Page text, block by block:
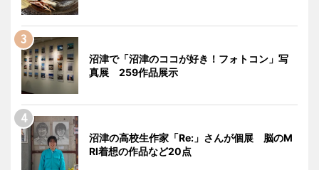
沼津で「沼津のココが好き！フォトコン」写
真展 259作品展示
沼津の高校生作家「Re:」さんが個展 脳のM
RI着想の作品など20点